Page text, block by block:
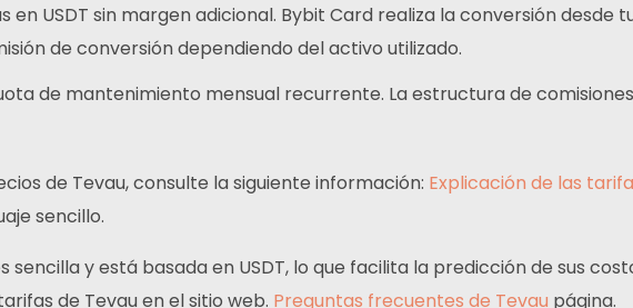
USDT sin margen adicional. Bybit Card realiza la conversión desde
de conversión dependiendo del activo utilizado.
de mantenimiento mensual recurrente. La estructura de
de Tevau, consulte la siguiente información: Explicación de las
sencillo.
y está basada en USDT, lo que facilita la predicción de sus
de Tevau en el sitio web. Preguntas frecuentes de Tevau página.